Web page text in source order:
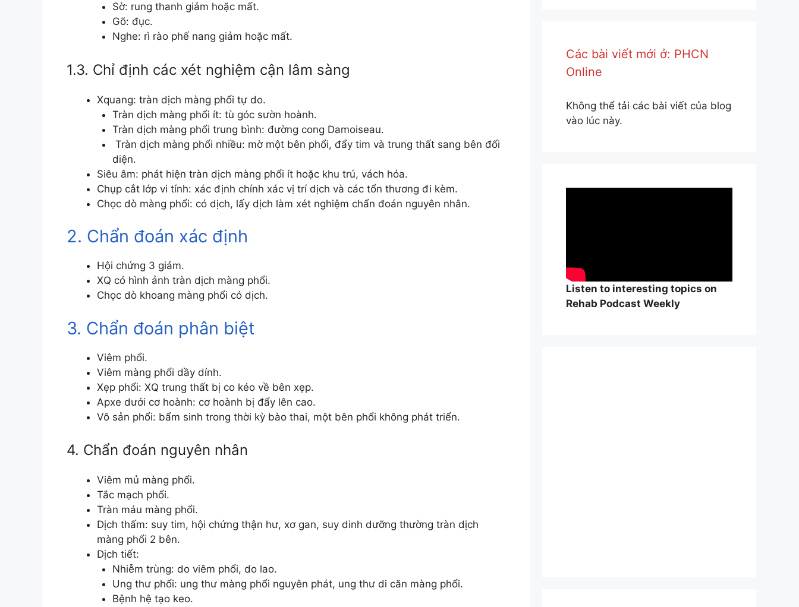
Sờ: rung thanh giảm hoặc mất.
Gõ: đục.
Nghe: rì rào phế nang giảm hoặc mất.
1.3. Chỉ định các xét nghiệm cận lâm sàng
Xquang: tràn dịch màng phổi tự do.
Tràn dịch màng phổi ít: tù góc sườn hoành.
Tràn dịch màng phổi trung bình: đường cong Damoiseau.
Tràn dịch màng phổi nhiều: mờ một bên phổi, đẩy tim và trung thất sang bên đối
diện.
Siêu âm: phát hiện tràn dịch màng phổi ít hoặc khu trú, vách hóa.
Chụp cắt lớp vi tính: xác định chính xác vị trí dịch và các tổn thương đi kèm.
Chọc dò màng phổi: có dịch, lấy dịch làm xét nghiệm chẩn đoán nguyên nhân.
2. Chẩn đoán xác định
Hội chứng 3 giảm.
XQ có hình ảnh tràn dịch màng phổi.
Chọc dò khoang màng phổi có dịch.
3. Chẩn đoán phân biệt
Viêm phổi.
Viêm màng phổi dầy dính.
Xẹp phổi: XQ trung thất bị co kéo về bên xẹp.
Apxe dưới cơ hoành: cơ hoành bị đẩy lên cao.
Vô sản phổi: bẩm sinh trong thời kỳ bào thai, một bên phổi không phát triển.
4. Chẩn đoán nguyên nhân
Viêm mủ màng phổi.
Tắc mạch phổi.
Tràn máu màng phổi.
Dịch thấm: suy tim, hội chứng thận hư, xơ gan, suy dinh dưỡng thường tràn dịch
màng phổi 2 bên.
Dịch tiết:
Nhiễm trùng: do viêm phổi, do lao.
Ung thư phổi: ung thư màng phổi nguyên phát, ung thư di căn màng phổi.
Bệnh hệ tạo keo.
Các bài viết mới ở: PHCN
Online
Không thể tải các bài viết của blog
vào lúc này.
Listen to interesting topics on
Rehab Podcast Weekly